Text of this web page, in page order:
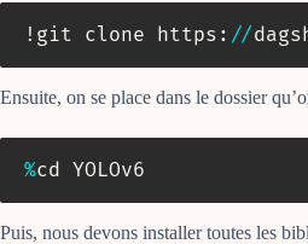
!git clone https : //
Ensuite, on se place dans le dossier
%cd YOLOv6
Puis, nous devons installer toutes les